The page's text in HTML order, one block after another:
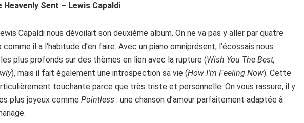
Heavenly Sent – Lewis Capaldi
Capaldi nous dévoilait son deuxième album. On ne va pas y aller par quatre
il a l’habitude d’en faire. Avec un piano omniprésent, l’écossais nous
plus profonds sur des thèmes en lien avec la rupture (Wish You The Best,
), mais il fait également une introspection sa vie (How I’m Feeling Now). Cette
touchante parce que très triste et personnelle. On vous rassure, il y
plus joyeux comme Pointless : une chanson d’amour parfaitement adaptée à